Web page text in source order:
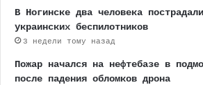
В Ногинске два человека
украинских беспилотников
3 недели тому назад
Пожар начался на нефтебазе в
после падения обломков дрона